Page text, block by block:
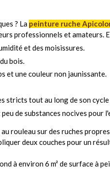
? La peinture ruche
professionnels et amateurs.
et des moisissures.
bois.
et une couleur non jaunissante.
stricts tout au long de son
de substances nocives pour
rouleau sur des ruches
deux couches pour un
à environ 6 m² de surface à